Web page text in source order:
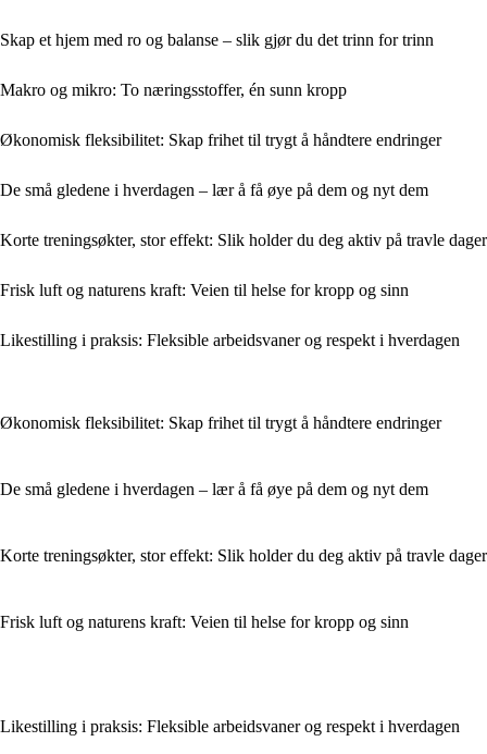
Skap et hjem med ro og balanse – slik gjør du det trinn for trinn
Makro og mikro: To næringsstoffer, én sunn kropp
Økonomisk fleksibilitet: Skap frihet til trygt å håndtere endringer
De små gledene i hverdagen – lær å få øye på dem og nyt dem
Korte treningsøkter, stor effekt: Slik holder du deg aktiv på travle dager
Frisk luft og naturens kraft: Veien til helse for kropp og sinn
Likestilling i praksis: Fleksible arbeidsvaner og respekt i hverdagen
Økonomisk fleksibilitet: Skap frihet til trygt å håndtere endringer
De små gledene i hverdagen – lær å få øye på dem og nyt dem
Korte treningsøkter, stor effekt: Slik holder du deg aktiv på travle dager
Frisk luft og naturens kraft: Veien til helse for kropp og sinn
Likestilling i praksis: Fleksible arbeidsvaner og respekt i hverdagen